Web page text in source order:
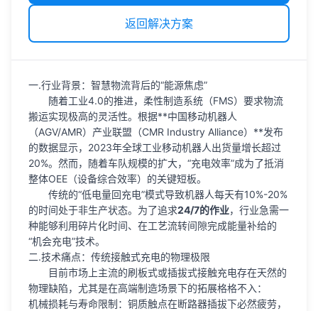
返回解决方案
一.行业背景：智慧物流背后的“能源焦虑”
随着工业4.0的推进，柔性制造系统（FMS）要求物流
搬运实现极高的灵活性。根据**中国移动机器人
（AGV/AMR）产业联盟（CMR Industry Alliance）**发布
的数据显示，2023年全球工业移动机器人出货量增长超过
20%。然而，随着车队规模的扩大，“充电效率”成为了抵消
整体OEE（设备综合效率）的关键短板。
传统的“低电量回充电”模式导致机器人每天有10%-20%
的时间处于非生产状态。为了追求24/7的作业，行业急需一
种能够利用碎片化时间、在工艺流转间隙完成能量补给的
“机会充电”技术。
二.技术痛点：传统接触式充电的物理极限
目前市场上主流的刷板式或插拔式接触充电存在天然的
物理缺陷，尤其是在高端制造场景下的拓展格格不入：
机械损耗与寿命限制：铜质触点在断路器插拔下必然疲劳，